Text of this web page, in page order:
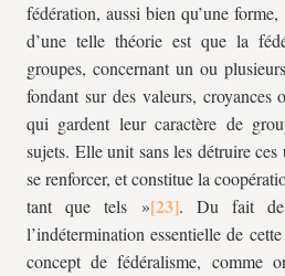
fédération, aussi bien qu’une
d’une telle théorie est que la
groupes, concernant un ou
fondant sur des valeurs, croyances
qui gardent leur caractère de
sujets. Elle unit sans les détruire
se renforcer, et constitue la
tant que tels »
. Du fait de
l’indétermination essentielle de
concept de fédéralisme,